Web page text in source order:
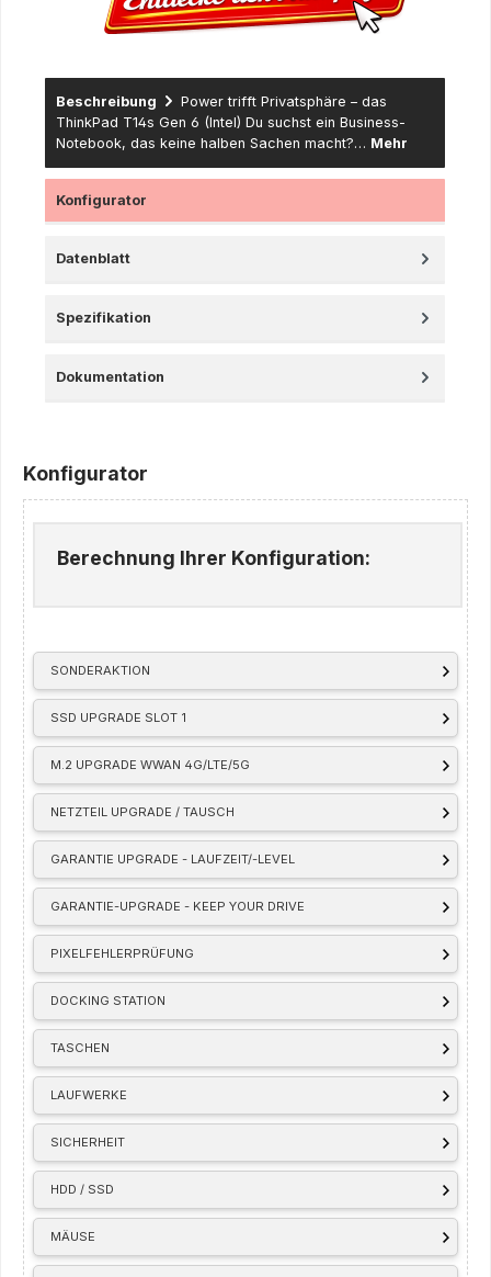
Beschreibung
Power trifft Privatsphäre – das
ThinkPad T14s Gen 6 (Intel) Du suchst ein Business-
Notebook, das keine halben Sachen macht?… Mehr
Konfigurator
Datenblatt
Spezifikation
Dokumentation
Konfigurator
SONDERAKTION
SSD UPGRADE SLOT 1
M.2 UPGRADE WWAN 4G/LTE/5G
NETZTEIL UPGRADE / TAUSCH
GARANTIE UPGRADE - LAUFZEIT/-LEVEL
GARANTIE-UPGRADE - KEEP YOUR DRIVE
PIXELFEHLERPRÜFUNG
DOCKING STATION
TASCHEN
LAUFWERKE
SICHERHEIT
HDD / SSD
MÄUSE
Berechnung Ihrer Konfiguration: